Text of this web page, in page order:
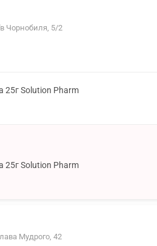
Чорнобиля, 5/2
25г Solution Pharm
25г Solution Pharm
Мудрого, 42